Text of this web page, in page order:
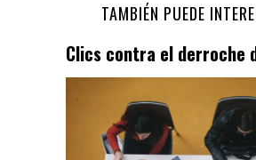
TAMBIÉN PUEDE
Clics contra el derroche